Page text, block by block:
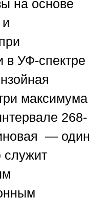
на основе
и
в УФ-спектре
максимума
268-
— один
служит